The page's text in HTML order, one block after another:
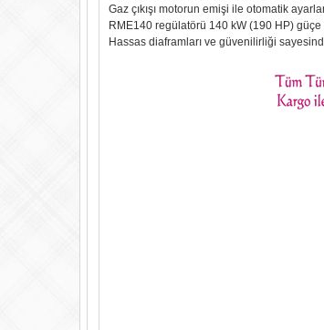
Gaz çıkışı motorun emişi ile otomatik
RME140 regülatörü 140 kW (190 HP)
Hassas diaframları ve güvenilirliği